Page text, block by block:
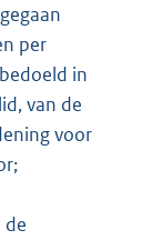
per
in
van de
voor
de